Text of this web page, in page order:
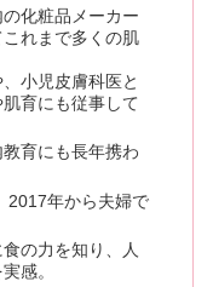
化粧品メーカー
れまで多くの肌
小児皮膚科医と
育にも従事して
育にも長年携わ
2017年から夫婦で
の力を知り、人
感。